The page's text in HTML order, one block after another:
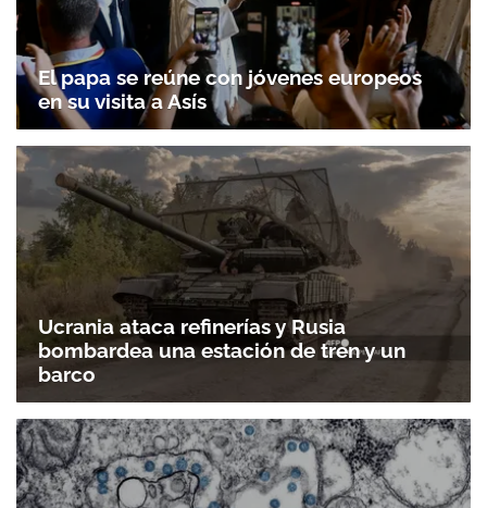
El papa se reúne con jóvenes europeos
en su visita a Asís
Ucrania ataca refinerías y Rusia
bombardea una estación de tren y un
barco